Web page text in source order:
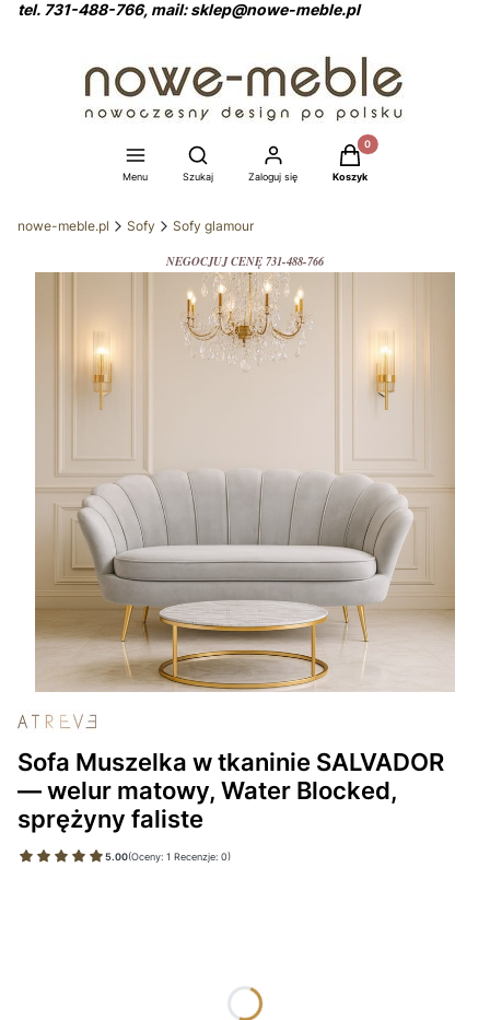
tel. 731-488-766, mail: sklep@nowe-meble.pl
Menu
Otwórz wyszukiwarkę
Szukaj Zaloguj się
Produkty w koszyku:
Koszyk
nowe-meble.pl Sofy Sofy glamour
NEGOCJUJ CENĘ 731-488-766
Sofa Muszelka w tkaninie SALVADOR
— welur matowy, Water Blocked,
sprężyny faliste
5.00(Oceny: 1 Recenzje: 0)